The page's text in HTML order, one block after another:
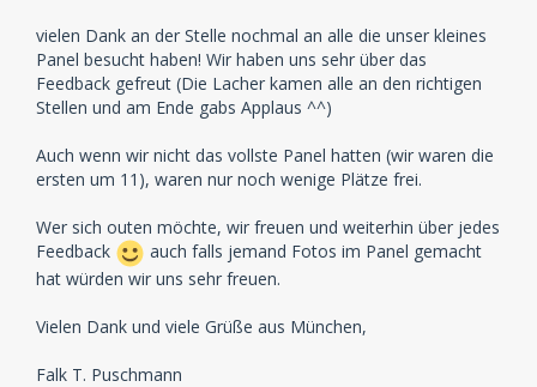
vielen Dank an der Stelle nochmal an alle die unser kleines
Panel besucht haben! Wir haben uns sehr über das
Feedback gefreut (Die Lacher kamen alle an den richtigen
Stellen und am Ende gabs Applaus ^^)
Auch wenn wir nicht das vollste Panel hatten (wir waren die
ersten um 11), waren nur noch wenige Plätze frei.
Wer sich outen möchte, wir freuen und weiterhin über jedes
Feedback
auch falls jemand Fotos im Panel gemacht
hat würden wir uns sehr freuen.
Vielen Dank und viele Grüße aus München,
Falk T. Puschmann